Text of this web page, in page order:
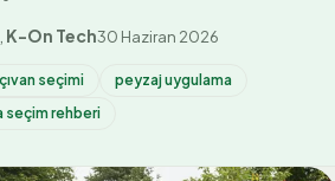
K-On Tech30 Haziran 2026
seçimi
peyzaj uygulama
seçim rehberi